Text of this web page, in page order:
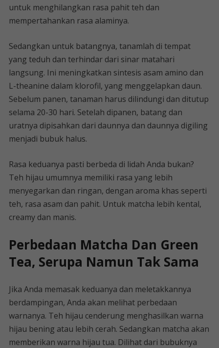
untuk menghilangkan rasa pahit teh dan
mempertahankan rasa alaminya.
Sedangkan untuk batangnya, tanamlah di tempat
yang teduh dan terhindar dari sinar matahari
langsung. Ini meningkatkan sintesis asam amino dan
L-theanine dalam klorofil, yang menggelapkan daun.
Sebelum panen, tanaman harus dilindungi dan ditutup
selama 20-30 hari. Setelah dipanen, batang dan
uratnya dipisahkan dari daunnya dan daunnya digiling
menjadi bubuk halus.
Rasa keduanya pasti berbeda di lidah Anda bukan?
Teh hijau umumnya memiliki rasa yang lebih
menyegarkan dan ringan, dengan aroma khas seperti
teh, rasa asam dan pahit. Untuk matcha lebih kental,
creamy dan manis.
Perbedaan Matcha Dan Green
Tea, Serupa Namun Tak Sama
Jika Anda memasak keduanya dan meletakkannya
berdampingan, Anda akan melihat perbedaan
warnanya. Teh hijau cenderung menghasilkan warna
hijau bening atau lebih cerah. Sedangkan matcha akan
memberikan warna hijau tua. Dilihat dari bubuknya